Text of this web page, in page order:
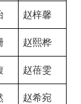
赵梓馨
赵熙桦
赵蓓雯
赵希宛